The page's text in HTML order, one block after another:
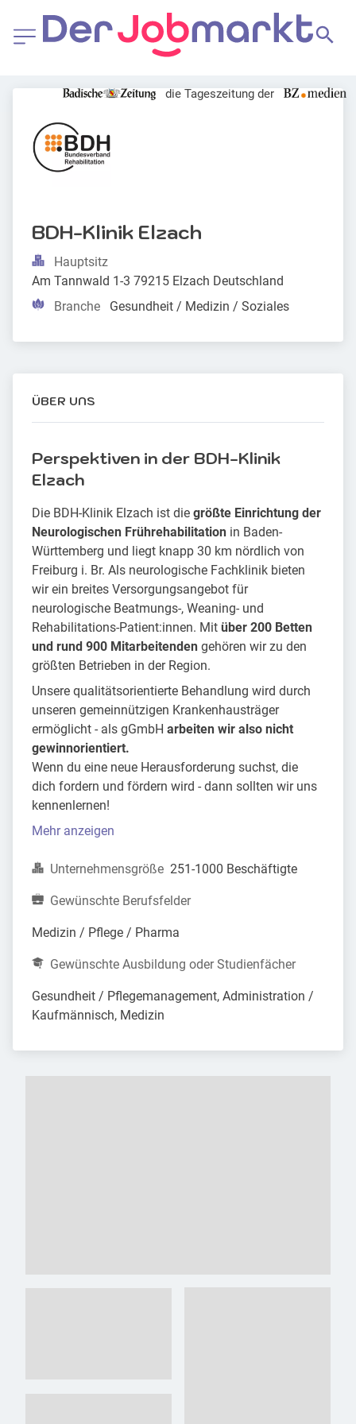
die Tageszeitung der
BDH-Klinik Elzach
Hauptsitz
Am Tannwald 1-3 79215 Elzach Deutschland
Branche
Gesundheit / Medizin / Soziales
ÜBER UNS
Perspektiven in der BDH-Klinik
Elzach
Die BDH-Klinik Elzach ist die größte Einrichtung der
Neurologischen Frührehabilitation in Baden-
Württemberg und liegt knapp 30 km nördlich von
Freiburg i. Br. Als neurologische Fachklinik bieten
wir ein breites Versorgungsangebot für
neurologische Beatmungs-, Weaning- und
Rehabilitations-Patient:innen. Mit über 200 Betten
und rund 900 Mitarbeitenden gehören wir zu den
größten Betrieben in der Region.
Unsere qualitätsorientierte Behandlung wird durch
unseren gemeinnützigen Krankenhausträger
ermöglicht - als gGmbH arbeiten wir also nicht
gewinnorientiert.
Wenn du eine neue Herausforderung suchst, die
dich fordern und fördern wird - dann sollten wir uns
kennenlernen!
Mehr anzeigen
Unternehmensgröße 251-1000 Beschäftigte
Gewünschte Berufsfelder
Medizin / Pflege / Pharma
Gewünschte Ausbildung oder Studienfächer
Gesundheit / Pflegemanagement, Administration /
Kaufmännisch, Medizin